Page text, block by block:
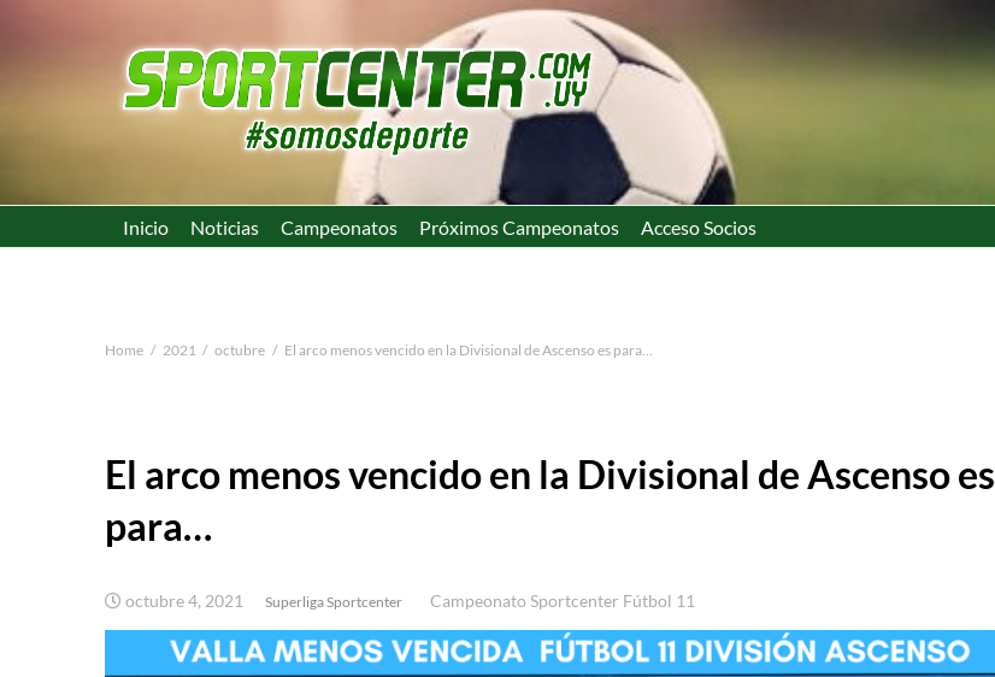
Inicio Noticias Campeonatos Próximos Campeonatos Acceso Socios
Home 2021 octubre El arco menos vencido en la Divisional de Ascenso es para…
El arco menos vencido en la Divisional de Ascenso es
para…
octubre 4, 2021 Superliga Sportcenter Campeonato Sportcenter Fútbol 11